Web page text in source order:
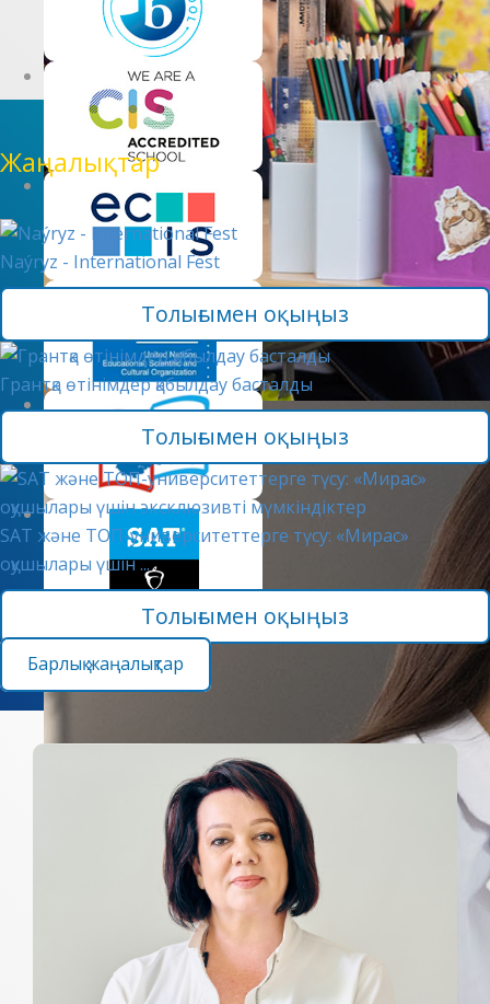
Жаңалықтар
Naýryz - International Fest
Толығымен оқыңыз
Грантқа өтінімдер қабылдау басталды
Толығымен оқыңыз
SAT және ТОП-университеттерге түсу: «Мирас»
оқушылары үшін ...
Толығымен оқыңыз
Барлық жаңалықтар